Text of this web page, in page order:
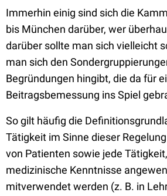
Immerhin einig sind sich die
bis München darüber, wer
darüber sollte man sich vielleicht
man sich den
Begründungen hingibt, die da für
Beitragsbemessung ins Spiel
So gilt häufig die
Tätigkeit im Sinne dieser
von Patienten sowie jede
medizinische Kenntnisse
mitverwendet werden (z. B. in